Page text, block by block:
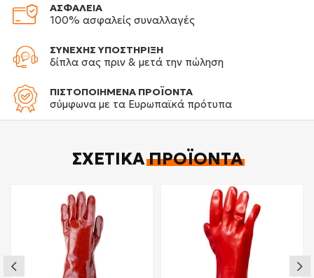
ΑΣΦΑΛΕΙΑ
100% ασφαλείς συναλλαγές
ΣΥΝΕΧΗΣ ΥΠΟΣΤΗΡΙΞΗ
δίπλα σας πριν & μετά την πώληση
ΠΙΣΤΟΠΟΙΗΜΕΝΑ ΠΡΟΪΟΝΤΑ
σύμφωνα με τα Ευρωπαϊκά πρότυπα
ΣΧΕΤΙΚΆΠΡΟΪΌΝΤΑ